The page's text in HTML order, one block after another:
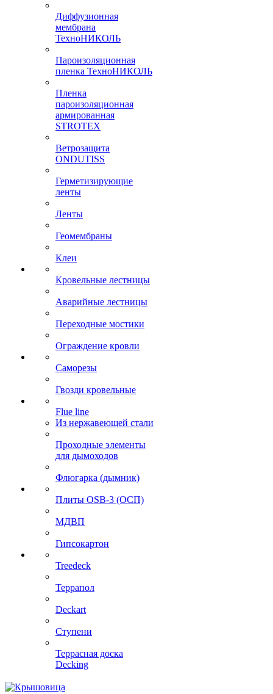
Диффузионная
мембрана
ТехноНИКОЛЬ
Пароизоляционная
пленка ТехноНИКОЛЬ
Пленка
пароизоляционная
армированная
STROTEX
Ветрозащита
ONDUTISS
Герметизирующие
ленты
Ленты
Геомембраны
Клеи
Кровельные лестницы
Аварийные лестницы
Переходные мостики
Ограждение кровли
Саморезы
Гвозди кровельные
Flue line
Из нержавеющей стали
Проходные элементы
для дымоходов
Флюгарка (дымник)
Плиты OSB-3 (ОСП)
МДВП
Гипсокартон
Treedeck
Террапол
Deckart
Ступени
Террасная доска
Decking